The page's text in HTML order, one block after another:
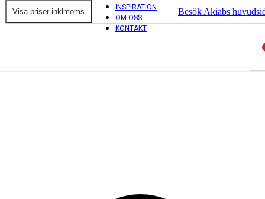
INSPIRATION
OM OSS
KONTAKT
Besök Akiabs